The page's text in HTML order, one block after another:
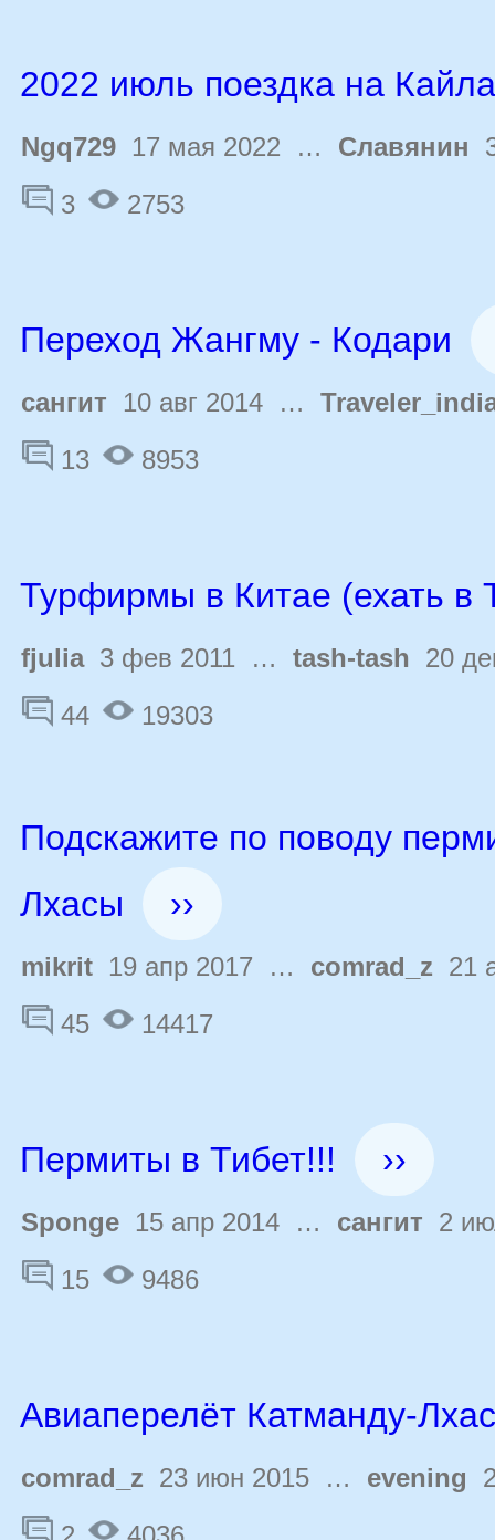
2022 июль поездка на
Ngq729 17 мая 2022 … Cлавянин
3
2753
Переход Жангму - Кодари
сангит 10 авг 2014 …
13
8953
Турфирмы в Китае (ехать в
fjulia3 фев 2011 … tash-tash 20
44
19303
Подскажите по поводу
Лхасы
››
mikrit 19 апр 2017 … comrad_z 21
45
14417
Пермиты в Тибет!!! ››
Sponge 15 апр 2014 … сангит 2
15
9486
Авиаперелёт Катманду-
comrad_z 23 июн 2015 … evening